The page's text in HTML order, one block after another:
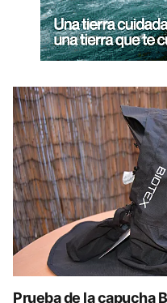
Prueba de la capucha